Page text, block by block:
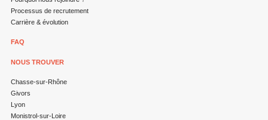
Processus de recrutement
Carrière & évolution
FAQ
NOUS TROUVER
Chasse-sur-Rhône
Givors
Lyon
Monistrol-sur-Loire